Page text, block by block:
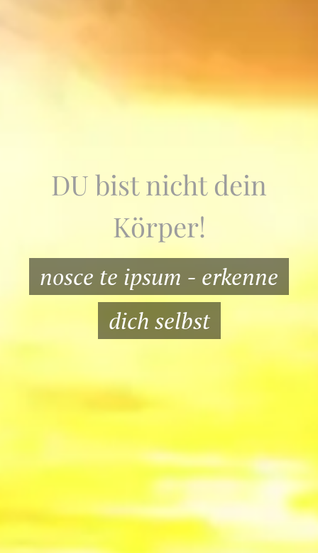
DU bist nicht dein
Körper!
nosce te ipsum - erkenne
dich selbst